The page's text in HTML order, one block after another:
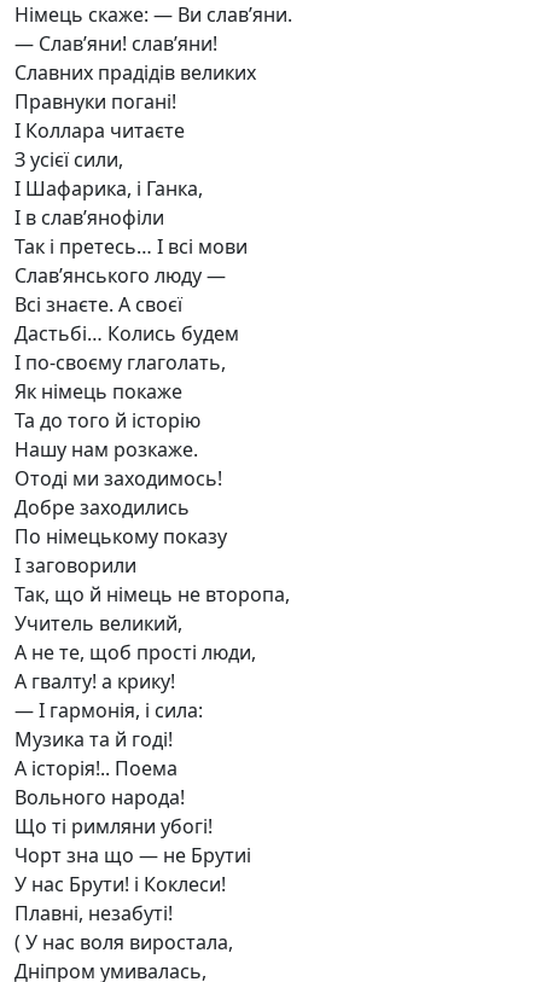
Німець скаже: — Ви слав’яни.
— Слав’яни! слав’яни!
Славних прадідів великих
Правнуки погані!
І Коллара читаєте
З усієї сили,
І Шафарика, і Ганка,
І в слав’янофіли
Так і претесь… І всі мови
Слав’янського люду —
Всі знаєте. А своєї
Дастьбі… Колись будем
І по-своєму глаголать,
Як німець покаже
Та до того й історію
Нашу нам розкаже.
Отоді ми заходимось!
Добре заходились
По німецькому показу
І заговорили
Так, що й німець не второпа,
Учитель великий,
А не те, щоб прості люди,
А гвалту! а крику!
— І гармонія, і сила:
Музика та й годі!
А історія!.. Поема
Вольного народа!
Що ті римляни убогі!
Чорт зна що — не Брутиі
У нас Брути! і Коклеси!
Плавні, незабуті!
( У нас воля виростала,
Дніпром умивалась,